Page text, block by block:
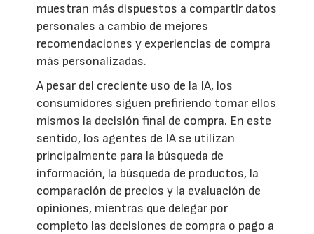
muestran más dispuestos a compartir datos
personales a cambio de mejores
recomendaciones y experiencias de compra
más personalizadas.
A pesar del creciente uso de la IA, los
consumidores siguen prefiriendo tomar ellos
mismos la decisión final de compra. En este
sentido, los agentes de IA se utilizan
principalmente para la búsqueda de
información, la búsqueda de productos, la
comparación de precios y la evaluación de
opiniones, mientras que delegar por
completo las decisiones de compra o pago a